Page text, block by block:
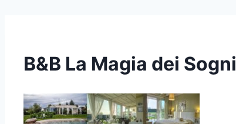
B&B La Magia dei Sogni